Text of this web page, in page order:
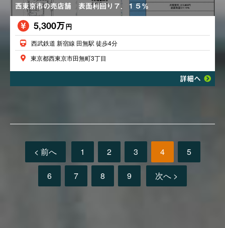
西東京市の売店舗 表面利回り７．１５％
5,300万円
西武鉄道 新宿線 田無駅 徒歩4分
東京都西東京市田無町3丁目
詳細へ
< 前へ 1 2 3 4 5
6 7 8 9 次へ >